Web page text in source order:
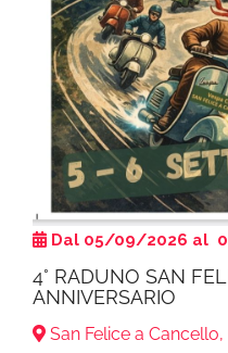
Dal 05/09/2026 al
4° RADUNO SAN
ANNIVERSARIO
San Felice a Cancello,